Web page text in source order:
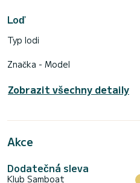
Loď
Typ lodi
Značka - Model
Zobrazit všechny detaily
Akce
Dodatečná sleva
Klub Samboat